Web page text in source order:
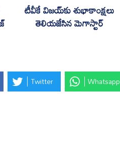
టీవీకే విజయ్‌కు శుభాకాంక్షలు
తెలియజేసిన మెగాస్టార్
Twitter Whatsapp